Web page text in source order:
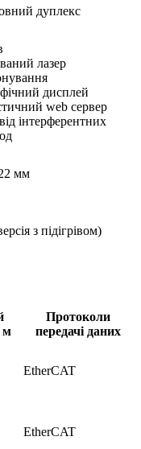
дуплекс
лазер
дисплей
web сервер
інтерферентних
мм
з підігрівом)
м
Протоколи
передачі даних
EtherCAT
EtherCAT